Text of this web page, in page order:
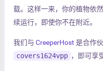
载。这样一来，你的植物依
续运行，即使你不在附近。
我们与 CreeperHost 是合作
covers1624vpp ，即可享